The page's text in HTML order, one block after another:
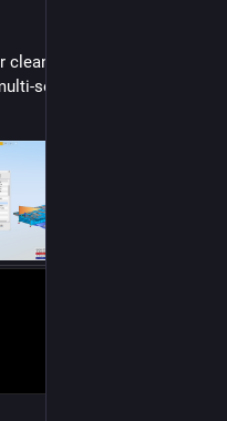
etc.)
select, popups,